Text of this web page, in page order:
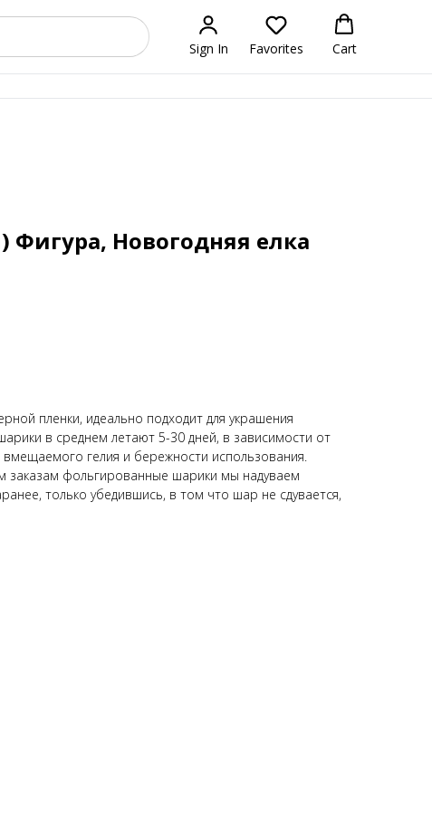
Sign In Favorites Cart
Фигура, Новогодняя елка
пленки, идеально подходит для украшения
в среднем летают 5-30 дней, в зависимости от
гелия и бережности использования.
заказам фольгированные шарики мы надуваем
только убедившись, в том что шар не сдувается,